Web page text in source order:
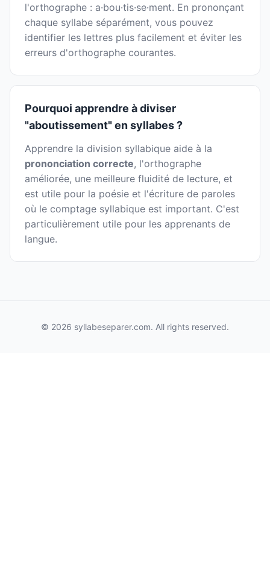
l'orthographe : a·bou·tis·se·ment. En prononçant
chaque syllabe séparément, vous pouvez
identifier les lettres plus facilement et éviter les
erreurs d'orthographe courantes.
Pourquoi apprendre à diviser
"aboutissement" en syllabes ?
Apprendre la division syllabique aide à la
prononciation correcte, l'orthographe
améliorée, une meilleure fluidité de lecture, et
est utile pour la poésie et l'écriture de paroles
où le comptage syllabique est important. C'est
particulièrement utile pour les apprenants de
langue.
© 2026 syllabeseparer.com. All rights reserved.